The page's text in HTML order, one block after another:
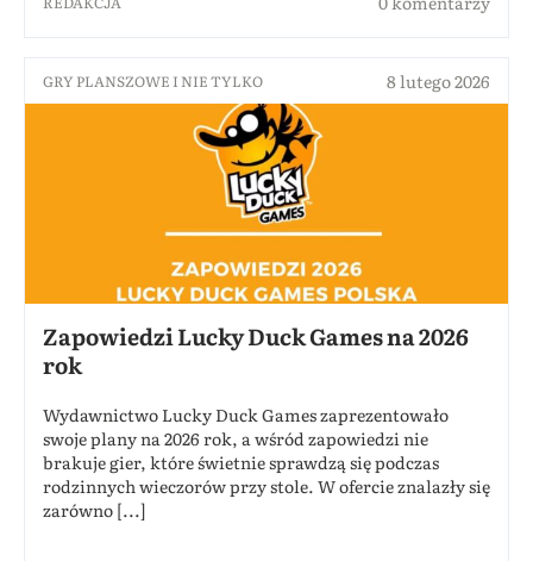
GRY PLANSZOWE I NIE TYLKO 8 lutego 2026
Zapowiedzi Lucky Duck Games na 2026
rok
Wydawnictwo Lucky Duck Games zaprezentowało
swoje plany na 2026 rok, a wśród zapowiedzi nie
brakuje gier, które świetnie sprawdzą się podczas
rodzinnych wieczorów przy stole. W ofercie znalazły się
zarówno [...]